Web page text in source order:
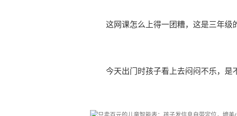
这网课怎么上得一团糟，这是三年级
今天出门时孩子看上去闷闷不乐，是